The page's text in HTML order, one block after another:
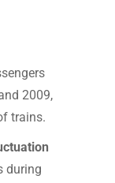
2009,
trains.
during